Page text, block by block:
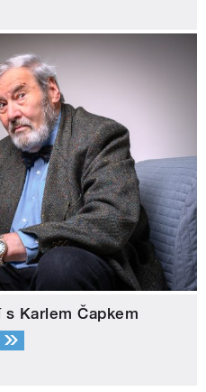
s Karlem Čapkem